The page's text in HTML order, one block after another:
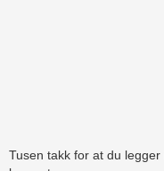
Tusen takk for at du